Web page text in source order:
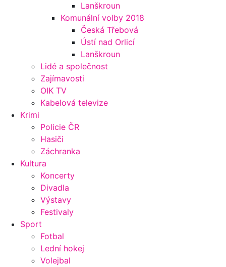
Lanškroun
Komunální volby 2018
Česká Třebová
Ústí nad Orlicí
Lanškroun
Lidé a společnost
Zajímavosti
OIK TV
Kabelová televize
Krimi
Policie ČR
Hasiči
Záchranka
Kultura
Koncerty
Divadla
Výstavy
Festivaly
Sport
Fotbal
Lední hokej
Volejbal